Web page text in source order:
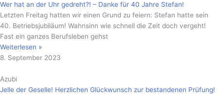
Wer hat an der Uhr gedreht?! – Danke für 40 Jahre Stefan!
Letzten Freitag hatten wir einen Grund zu feiern: Stefan hatte sein
40. Betriebsjubiläum! Wahnsinn wie schnell die Zeit doch vergeht!
Fast ein ganzes Berufsleben gehst
Weiterlesen »
8. September 2023
Azubi
Jelle der Geselle! Herzlichen Glückwunsch zur bestandenen Prüfung!